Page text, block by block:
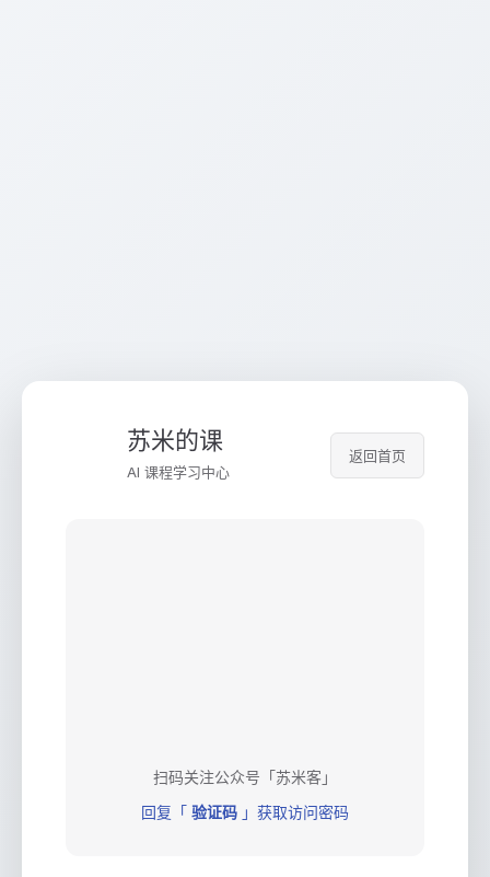
苏米的课
AI 课程学习中心
返回首页
扫码关注公众号「苏米客」
回复「 验证码 」获取访问密码